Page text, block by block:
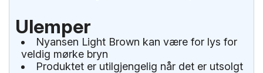
Ulemper
Nyansen Light Brown kan være for lys for
veldig mørke bryn
Produktet er utilgjengelig når det er utsolgt